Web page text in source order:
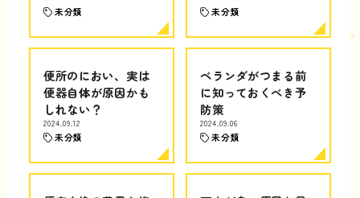
未分類 未分類
便所のにおい、実は
便器自体が原因かも
しれない？
2024.09.12
未分類
ベランダがつまる前
に知っておくべき予
防策
2024.09.06
未分類